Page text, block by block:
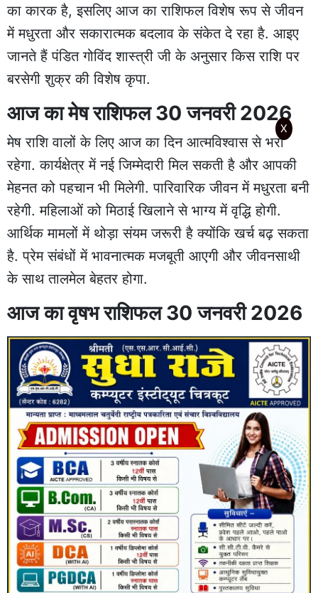
का कारक है, इसलिए आज का राशिफल विशेष रूप से जीवन
में मधुरता और सकारात्मक बदलाव के संकेत दे रहा है. आइए
जानते हैं पंडित गोविंद शास्त्री जी के अनुसार किस राशि पर
बरसेगी शुक्र की विशेष कृपा.
आज का मेष राशिफल 30 जनवरी 2026
मेष राशि वालों के लिए आज का दिन आत्मविश्वास से भरा
रहेगा. कार्यक्षेत्र में नई जिम्मेदारी मिल सकती है और आपकी
मेहनत को पहचान भी मिलेगी. पारिवारिक जीवन में मधुरता बनी
रहेगी. महिलाओं को मिठाई खिलाने से भाग्य में वृद्धि होगी.
आर्थिक मामलों में थोड़ा संयम जरूरी है क्योंकि खर्च बढ़ सकता
है. प्रेम संबंधों में भावनात्मक मजबूती आएगी और जीवनसाथी
के साथ तालमेल बेहतर होगा.
आज का वृषभ राशिफल 30 जनवरी 2026
X